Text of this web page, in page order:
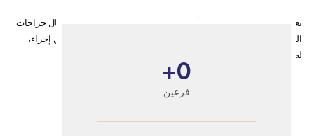
يعتمد المركز على استخدام أحدث التقنيات الطبية المعتمدة في مجال جراحات
السمنة، مع الالتزام بتقييم الحالة الصحية بشكل شامل قبل اختيار أي إجراء،
لضمان أعلى مستويات الأمان وجودة الرعاي
فرعين
0
+